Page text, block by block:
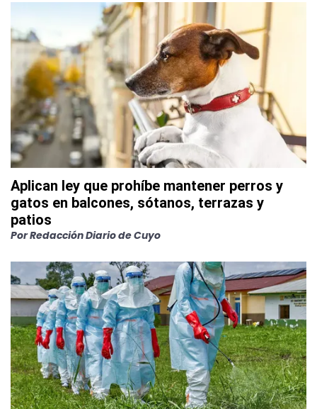
Aplican ley que prohíbe mantener perros y
gatos en balcones, sótanos, terrazas y
patios
PorRedacción Diario de Cuyo